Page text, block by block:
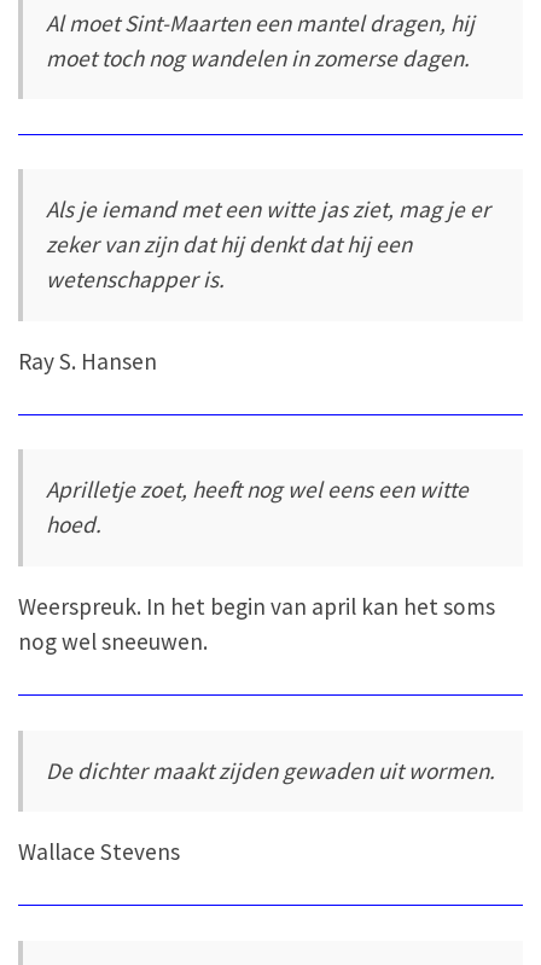
Al moet Sint-Maarten een mantel dragen, hij
moet toch nog wandelen in zomerse dagen.
Als je iemand met een witte jas ziet, mag je er
zeker van zijn dat hij denkt dat hij een
wetenschapper is.
Ray S. Hansen
Aprilletje zoet, heeft nog wel eens een witte
hoed.
Weerspreuk. In het begin van april kan het soms
nog wel sneeuwen.
De dichter maakt zijden gewaden uit wormen.
Wallace Stevens